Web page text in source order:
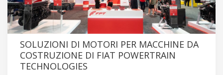
SOLUZIONI DI MOTORI PER MACCHINE DA
COSTRUZIONE DI FIAT POWERTRAIN
TECHNOLOGIES